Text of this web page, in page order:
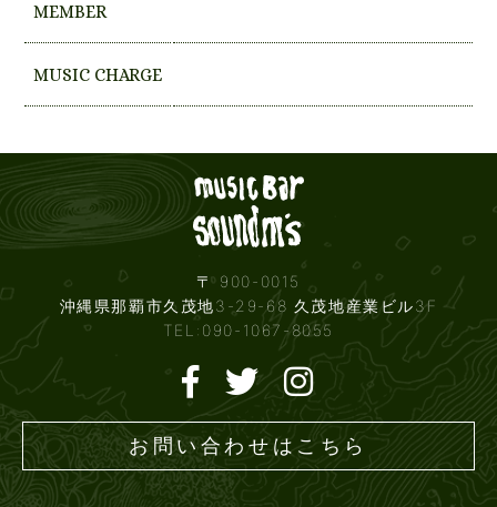
MEMBER
MUSIC CHARGE
〒 900-0015
沖縄県那覇市久茂地3-29-68 久茂地産業ビル3F
TEL:090-1067-8055
お問い合わせはこちら